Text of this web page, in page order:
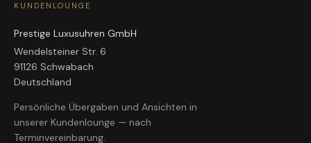
KUNDENLOUNGE
Prestige Luxusuhren GmbH
Wendelsteiner Str. 6
91126 Schwabach
Deutschland
Persönliche Übergaben und Ansichten in
unserer Kundenlounge — nach
Terminvereinbarung.